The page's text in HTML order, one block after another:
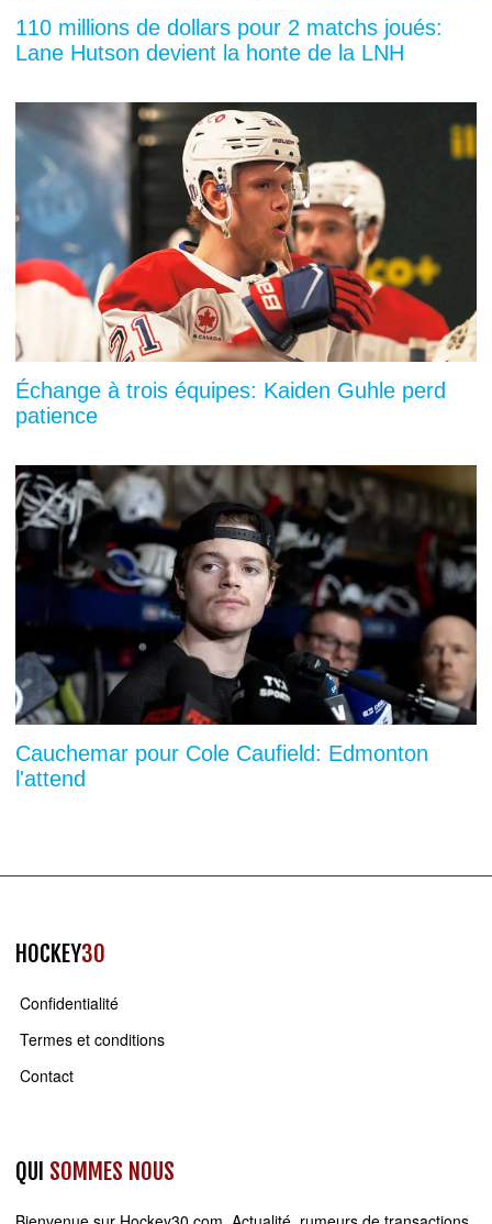
110 millions de dollars pour 2 matchs joués:
Lane Hutson devient la honte de la LNH
Échange à trois équipes: Kaiden Guhle perd
patience
Cauchemar pour Cole Caufield: Edmonton
l'attend
HOCKEY30
Confidentialité
Termes et conditions
Contact
QUI SOMMES NOUS